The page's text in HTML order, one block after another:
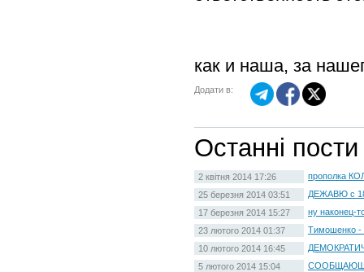
как и наша, за
Додати в:
Останні
2 квітня 2014 17:26
прополка
25 березня 2014 03:51
ДЕЖАВЮ с
17 березня 2014 15:27
ну наконец-
23 лютого 2014 01:37
Тимошенко -
10 лютого 2014 16:45
5 лютого 2014 15:04